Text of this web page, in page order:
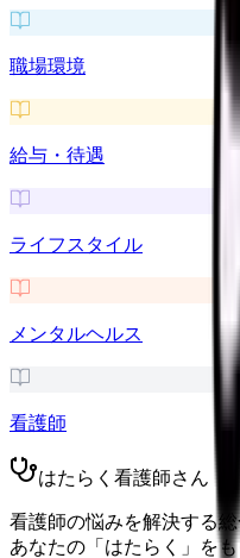
職場環境
給与・待遇
ライフスタイル
メンタルヘルス
看護師
はたらく看護師さん
看護師の悩みを解決する総
あなたの「はたらく」を